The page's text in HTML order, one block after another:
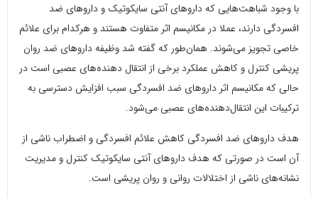
با وجود شباهت‌هایی که داروهای آنتی سایکوتیک و داروهای ضد
افسردگی دارند، عملا در مکانیسم اثر متفاوت هستند و هرکدام برای علائم
خاصی تجویز می‌شوند. همان‌طور که گفته شد وظیفه داروهای ضد روان
پریشی کنترل و کاهش عملکرد برخی از انتقال دهنده‌های عصبی است در
حالی که مکانیسم اثر داروهای ضد افسردگی سبب افزایش دسترسی به
ترکیبات این انتقال‌دهنده‌های عصبی می‌شود.
هدف داروهای ضد افسردگی کاهش علائم افسردگی و اضطراب ناشی از
آن است در صورتی که هدف داروهای آنتی سایکوتیک کنترل و مدیریت
نشانه‌های ناشی از اختلالات روانی و روان پریشی است.